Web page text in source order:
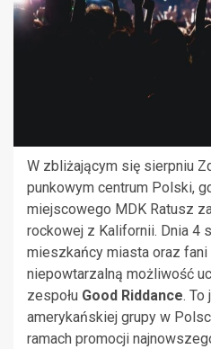
W zbliżającym się sierpniu
punkowym centrum Polski,
miejscowego MDK Ratusz
rockowej z Kalifornii. Dnia 4
mieszkańcy miasta oraz fani
niepowtarzalną możliwość
zespołu Good Riddance. To
amerykańskiej grupy w
ramach promocji